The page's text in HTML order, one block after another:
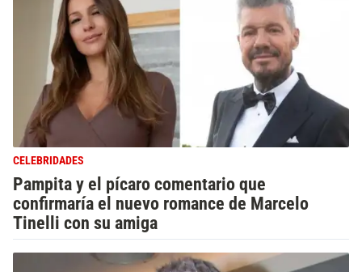
CELEBRIDADES
Pampita y el pícaro comentario que
confirmaría el nuevo romance de Marcelo
Tinelli con su amiga